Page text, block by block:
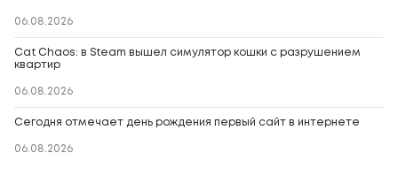
06.08.2026
Cat Chaos: в Steam вышел симулятор кошки с разрушением
квартир
06.08.2026
Сегодня отмечает день рождения первый сайт в интернете
06.08.2026